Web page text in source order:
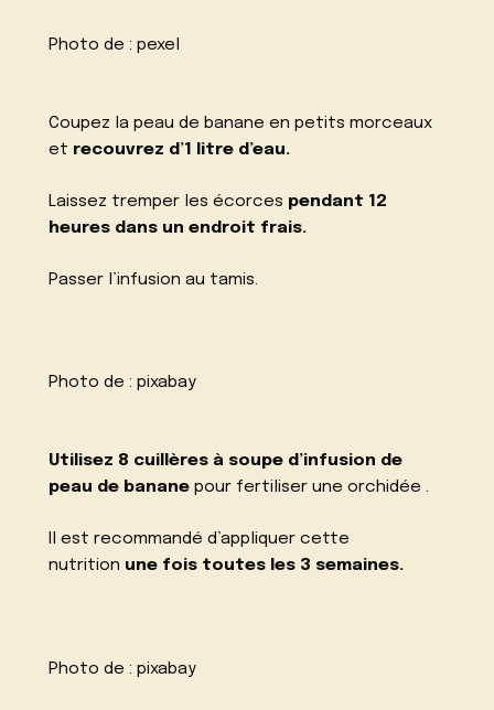
Photo de :pexel
Coupez la peau de banane en petits morceaux
et recouvrez d’1 litre d’eau.
Laissez tremper les écorces pendant 12
heures dans un endroit frais.
Passer l’infusion au tamis.
Photo de :pixabay
Utilisez 8 cuillères à soupe d’infusion de
peau de banane pour fertiliser une orchidée .
Il est recommandé d’appliquer cette
nutrition une fois toutes les 3 semaines.
Photo de :pixabay